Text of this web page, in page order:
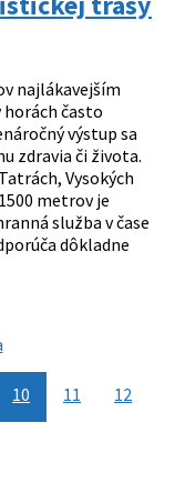
najlákavejším
často
výstup sa
zdravia či života.
Vysokých
metrov je
služba v čase
dôkladne
10 11 12